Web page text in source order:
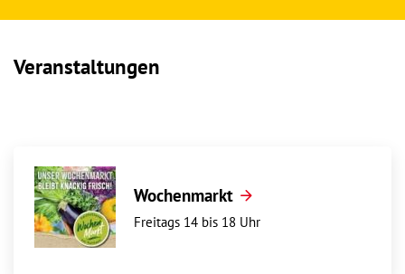
Veranstaltungen
Wochenmarkt
Freitags 14 bis 18 Uhr